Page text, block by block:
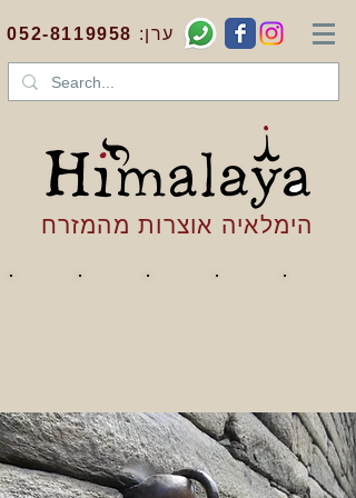
052-8119958 :ערן
הימלאיה אוצרות מהמזרח